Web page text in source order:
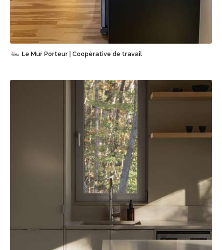
Sauvegarder
Le Mur Porteur | Coopérative de travail